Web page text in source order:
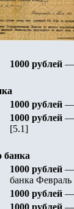
1000 рублей —
1000 рублей —
1000 рублей —
[5.1]
банка
1000 рублей —
банка Февраль
1000 рублей —
1000 рублей —